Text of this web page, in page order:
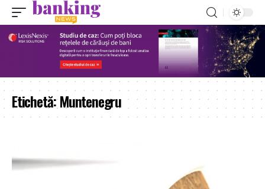
Etichetă:Muntenegru